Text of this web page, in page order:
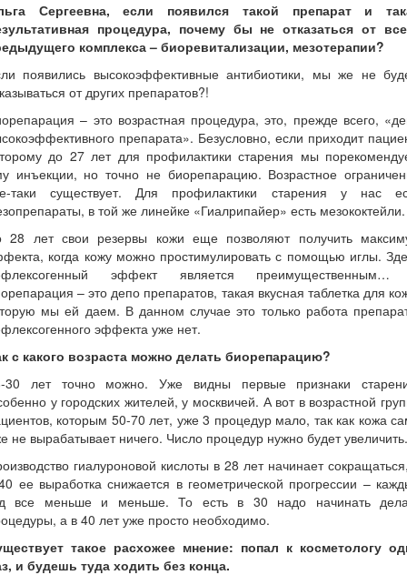
Сергеевна, если появился такой препарат и
процедура, почему бы не отказаться от
комплекса – биоревитализации, мезотерапии?
появились высокоэффективные антибиотики, мы же не
от других препаратов?!
– это возрастная процедура, это, прежде всего,
препарата». Безусловно, если приходит
до 27 лет для профилактики старения мы
инъекции, но точно не биорепарацию. Возрастное
таки существует. Для профилактики старения у нас
в той же линейке «Гиалрипайер» есть мезококтейли.
28 лет свои резервы кожи еще позволяют получить
когда кожу можно простимулировать с помощью иглы.
эффект является
– это депо препаратов, такая вкусная таблетка для
мы ей даем. В данном случае это только работа
эффекта уже нет.
с какого возраста можно делать биорепарацию?
30 лет точно можно. Уже видны первые признаки
у городских жителей, у москвичей. А вот в возрастной
которым 50-70 лет, уже 3 процедур мало, так как кожа
не вырабатывает ничего. Число процедур нужно будет увеличить.
гиалуроновой кислоты в 28 лет начинает
ее выработка снижается в геометрической прогрессии –
все меньше и меньше. То есть в 30 надо начинать
а в 40 лет уже просто необходимо.
такое расхожее мнение: попал к косметологу
и будешь туда ходить без конца.